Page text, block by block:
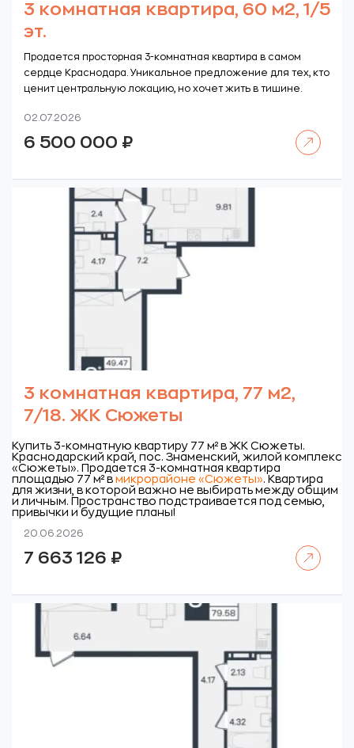
3 комнатная квартира, 60 м2, 1/5
эт.
Продается просторная 3-комнатная квартира в самом
сердце Краснодара. Уникальное предложение для тех, кто
ценит центральную локацию, но хочет жить в тишине.
02.07.2026
6 500 000 ₽
3 комнатная квартира, 77 м2,
7/18. ЖК Сюжеты
Купить 3-комнатную квартиру 77 м² в ЖК Сюжеты.
Краснодарский край, пос. Знаменский, жилой комплекс
«Сюжеты». Продается 3-комнатная квартира
площадью 77 м² в микрорайоне «Сюжеты». Квартира
для жизни, в которой важно не выбирать между общим
и личным. Пространство подстраивается под семью,
привычки и будущие планы!
20.06.2026
7 663 126 ₽